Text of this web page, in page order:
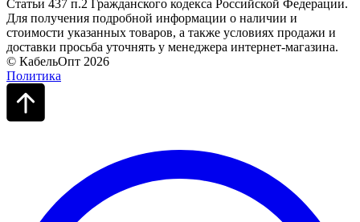
Статьи 437 п.2 Гражданского кодекса Российской Федерации.
Для получения подробной информации о наличии и
стоимости указанных товаров, а также условиях продажи и
доставки просьба уточнять у менеджера интернет-магазина.
© КабельОпт 2026
Политика